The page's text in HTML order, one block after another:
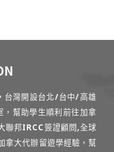
台灣開設台北/台中/高雄
幫助學生順利前往加拿
聯邦IRCC簽證顧問,全球
拿大代辦留遊學經驗，幫